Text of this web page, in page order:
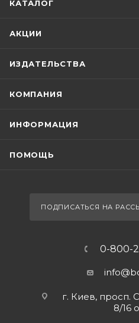
КАТАЛОГ
АКЦИИ
ИЗДАТЕЛЬСТВА
КОМПАНИЯ
ИНФОРМАЦИЯ
ПОМОЩЬ
ПОДПИСАТЬСЯ НА
0-800-
г. Киев, просп.
8/16